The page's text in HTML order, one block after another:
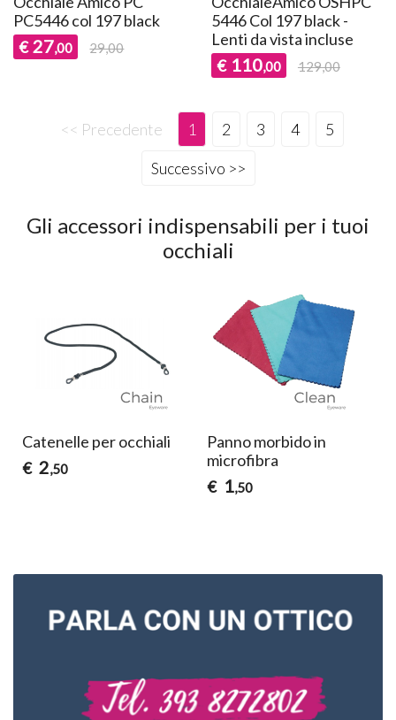
PC5446 col 197 black
€ 27,00 29,00
5446 Col 197 black -
Lenti da vista incluse
€ 110,00 129,00
<< Precedente 1 2 3 4
5
Successivo >>
Gli accessori indispensabili per i tuoi
occhiali
Catenelle per occhiali
€ 2,50
Panno morbido in
microfibra
€ 1,50